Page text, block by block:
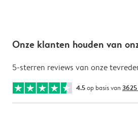
Onze klanten houden van
5-sterren reviews van onze
4.5op basis van